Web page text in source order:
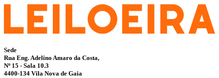
Sede
Rua Eng. Adelino Amaro da Costa,
Nº 15 - Sala 10.3
4400-134 Vila Nova de Gaia